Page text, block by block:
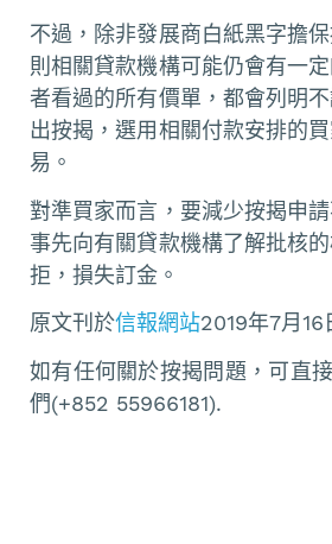
不過，除非發展商白紙黑字擔
則相關貸款機構可能仍會有一
者看過的所有價單，都會列明
出按揭，選用相關付款安排的
易。
對準買家而言，要減少按揭申
事先向有關貸款機構了解批核
拒，損失訂金。
原文刊於信報網站2019年7月16
如有任何關於按揭問題，可直
們(+852 55966181).